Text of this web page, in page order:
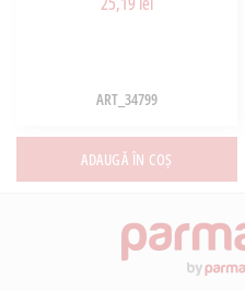
ART_34799
ADAUGĂ ÎN COȘ